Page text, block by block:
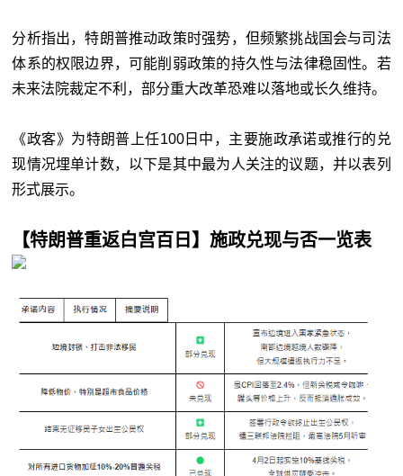
分析指出，特朗普推动政策时强势，但频繁挑战国会与司法
体系的权限边界，可能削弱政策的持久性与法律稳固性。若
未来法院裁定不利，部分重大改革恐难以落地或长久维持。
《政客》为特朗普上任100日中，主要施政承诺或推行的兑
现情况埋单计数，以下是其中最为人关注的议题，并以表列
形式展示。
【特朗普重返白宫百日】施政兑现与否一览表